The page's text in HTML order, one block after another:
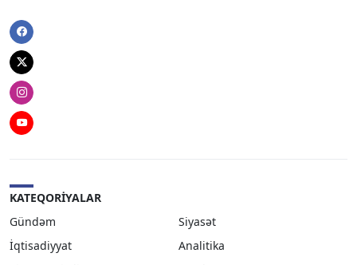
Facebook
Twitter
Instagram
Youtube
KATEQORIYALAR
Gündəm
Siyasət
İqtisadiyyat
Analitika